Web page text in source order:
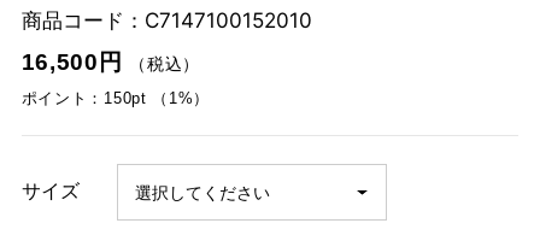
商品コード： C7147100152010
16,500円
（税込）
ポイント：150pt （1%）
サイズ